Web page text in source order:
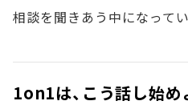
相談を聞きあう中になって
1on1は、こう話し始め